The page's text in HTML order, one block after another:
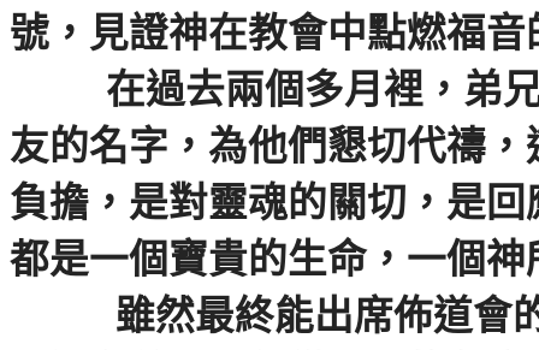
號，見證神在教會中點燃福
在過去兩個多月裡，弟
友的名字，為他們懇切代禱
負擔，是對靈魂的關切，是
都是一個寶貴的生命，一個
雖然最終能出席佈道會